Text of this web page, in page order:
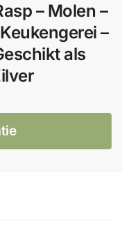
– Molen –
–
als